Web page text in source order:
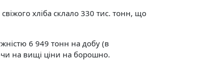
хліба склало 330 тис. тонн, що
6 949 тонн на добу (в
на вищі ціни на борошно.